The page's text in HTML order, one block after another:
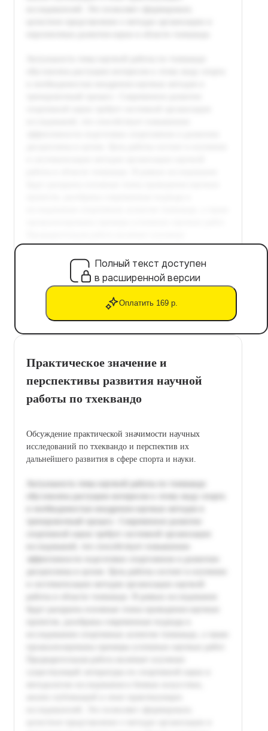
Полный текст доступен
в расширенной версии
Оплатить 169 р.
Практическое значение и
перспективы развития научной
работы по тхеквандо
Обсуждение практической значимости научных
исследований по тхеквандо и перспектив их
дальнейшего развития в сфере спорта и науки.